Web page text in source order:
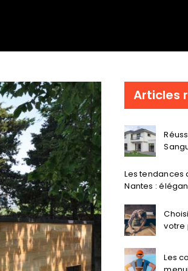
Articles
Les
Nantes :
votre
Les